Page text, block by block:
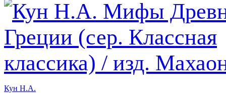
Кун Н.А.